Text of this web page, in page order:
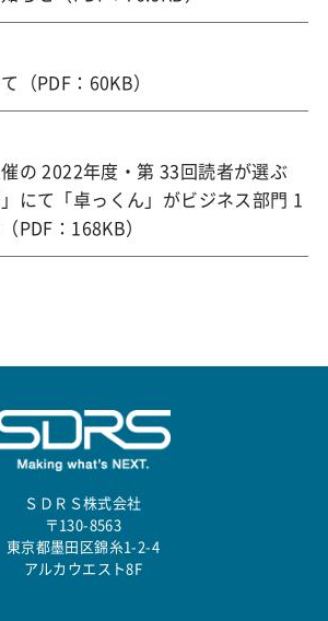
（PDF：60KB）
の 2022年度・第 33回読者が選ぶ
にて「卓っくん」がビジネス部門 1
PDF：168KB）
ＳＤＲＳ株式会社
〒130-8563
東京都墨田区錦糸1-2-4
アルカウエスト8F